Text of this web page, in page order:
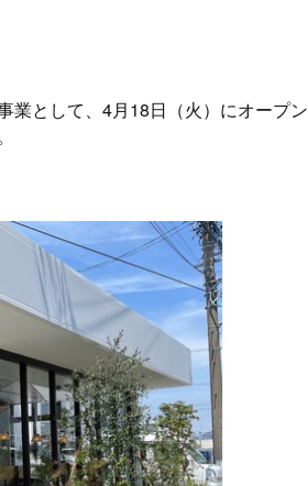
業として、4月18日（火）にオープン